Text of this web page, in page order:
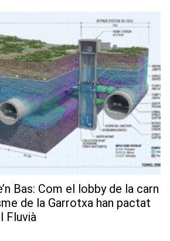
Bas: Com el lobby de la carn
de la Garrotxa han pactat
Fluvià